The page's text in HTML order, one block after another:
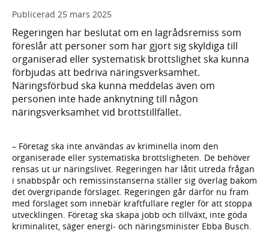
Publicerad 25 mars 2025
Regeringen har beslutat om en lagrådsremiss som
föreslår att personer som har gjort sig skyldiga till
organiserad eller systematisk brottslighet ska kunna
förbjudas att bedriva näringsverksamhet.
Näringsförbud ska kunna meddelas även om
personen inte hade anknytning till någon
näringsverksamhet vid brottstillfället.
– Företag ska inte användas av kriminella inom den
organiserade eller systematiska brottsligheten. De behöver
rensas ut ur näringslivet. Regeringen har låtit utreda frågan
i snabbspår och remissinstanserna ställer sig överlag bakom
det övergripande förslaget. Regeringen går därför nu fram
med förslaget som innebär kraftfullare regler för att stoppa
utvecklingen. Företag ska skapa jobb och tillväxt, inte göda
kriminalitet, säger energi- och näringsminister Ebba Busch.